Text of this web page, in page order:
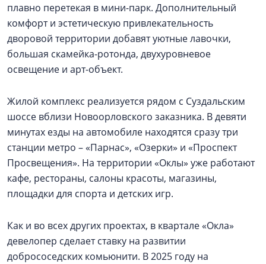
плавно перетекая в мини-парк. Дополнительный
комфорт и эстетическую привлекательность
дворовой территории добавят уютные лавочки,
большая скамейка-ротонда, двухуровневое
освещение и арт-объект.
Жилой комплекс реализуется рядом с Суздальским
шоссе вблизи Новоорловского заказника. В девяти
минутах езды на автомобиле находятся сразу три
станции метро – «Парнас», «Озерки» и «Проспект
Просвещения». На территории «Оклы» уже работают
кафе, рестораны, салоны красоты, магазины,
площадки для спорта и детских игр.
Как и во всех других проектах, в квартале «Окла»
девелопер сделает ставку на развитии
добрососедских комьюнити. В 2025 году на